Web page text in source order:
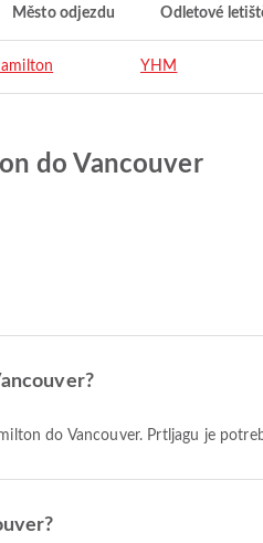
Město odjezdu Odletové
YHM
do Vancouver
do Vancouver. Prtljagu je